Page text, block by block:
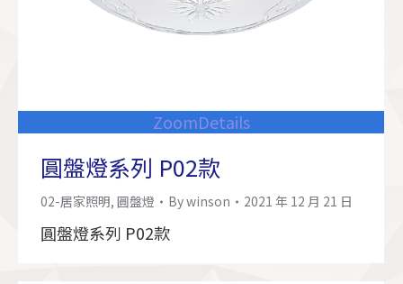
ZoomDetails
圓盤燈系列 P02款
02-居家照明, 圓盤燈 Bywinson 2021 年 12 月 21 日
圓盤燈系列 P02款